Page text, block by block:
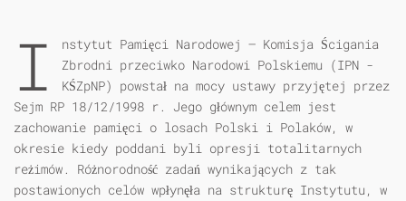
I
nstytut Pamięci Narodowej – Komisja Ścigania
Zbrodni przeciwko Narodowi Polskiemu (IPN -
KŚZpNP) powstał na mocy ustawy przyjętej przez
Sejm RP 18/12/1998 r. Jego głównym celem jest
zachowanie pamięci o losach Polski i Polaków, w
okresie kiedy poddani byli opresji totalitarnych
reżimów. Różnorodność zadań wynikających z tak
postawionych celów wpłynęła na strukturę Instytutu, w